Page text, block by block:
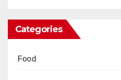
Categories
Food